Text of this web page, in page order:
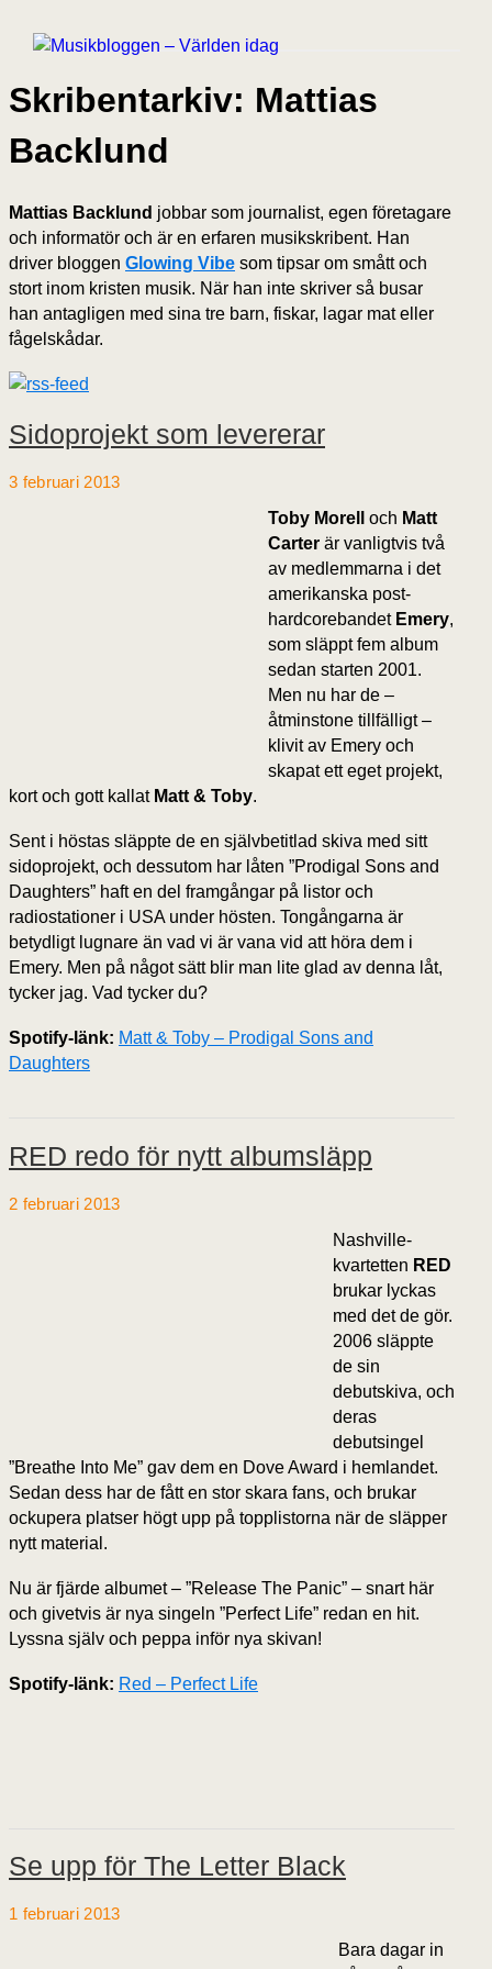
Skribentarkiv: Mattias
Backlund
Mattias Backlund jobbar som journalist, egen företagare
och informatör och är en erfaren musikskribent. Han
driver bloggen Glowing Vibe som tipsar om smått och
stort inom kristen musik. När han inte skriver så busar
han antagligen med sina tre barn, fiskar, lagar mat eller
fågelskådar.
Sidoprojekt som levererar
3 februari 2013
Toby Morell och Matt
Carter är vanligtvis två
av medlemmarna i det
amerikanska post-
hardcorebandet Emery,
som släppt fem album
sedan starten 2001.
Men nu har de –
åtminstone tillfälligt –
klivit av Emery och
skapat ett eget projekt,
kort och gott kallat Matt & Toby.
Sent i höstas släppte de en självbetitlad skiva med sitt
sidoprojekt, och dessutom har låten ”Prodigal Sons and
Daughters” haft en del framgångar på listor och
radiostationer i USA under hösten. Tongångarna är
betydligt lugnare än vad vi är vana vid att höra dem i
Emery. Men på något sätt blir man lite glad av denna låt,
tycker jag. Vad tycker du?
Spotify-länk: Matt & Toby – Prodigal Sons and
Daughters
RED redo för nytt albumsläpp
2 februari 2013
Nashville-
kvartetten RED
brukar lyckas
med det de gör.
2006 släppte
de sin
debutskiva, och
deras
debutsingel
”Breathe Into Me” gav dem en Dove Award i hemlandet.
Sedan dess har de fått en stor skara fans, och brukar
ockupera platser högt upp på topplistorna när de släpper
nytt material.
Nu är fjärde albumet – ”Release The Panic” – snart här
och givetvis är nya singeln ”Perfect Life” redan en hit.
Lyssna själv och peppa inför nya skivan!
Spotify-länk: Red – Perfect Life
Se upp för The Letter Black
1 februari 2013
Bara dagar in